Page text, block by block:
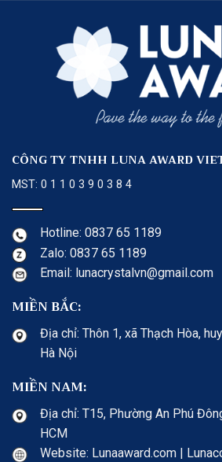
CÔNG TY TNHH LUNA AWARD
MST: 0 1 1 0 3 9 0 3 8 4
Hotline: 0837 65 1189
Zalo: 0837 65 1189
Email: lunacrystalvn@gmail.com
MIỀN BẮC:
Địa chỉ: Thôn 1, xã Thạch Hòa,
Hà Nội
MIỀN NAM:
Địa chỉ: T15, Phường An Phú
HCM
Website: Lunaaward.com |